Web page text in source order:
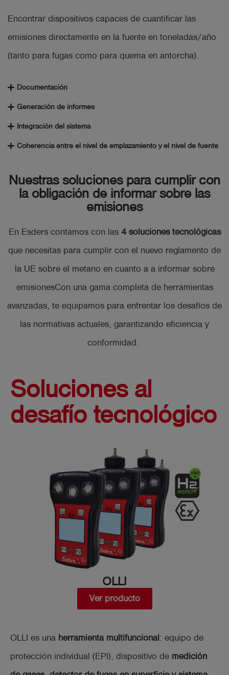
Encontrar dispositivos capaces de cuantificar las
emisiones directamente en la fuente en toneladas/año
(tanto para fugas como para quema en antorcha).
Documentación
Generación de informes
Integración del sistema
Coherencia entre el nivel de emplazamiento y el nivel de fuente
Nuestras soluciones para cumplir con
la obligación de informar sobre las
emisiones
En Esders contamos con las 4 soluciones tecnológicas
que necesitas para cumplir con el nuevo reglamento de
la UE sobre el metano en cuanto a a informar sobre
emisionesCon una gama completa de herramientas
avanzadas, te equipamos para enfrentar los desafíos de
las normativas actuales, garantizando eficiencia y
conformidad.
Soluciones al
desafío tecnológico
OLLI
Ver producto
OLLI es una herramienta multifuncional : equipo de
protección individual (EPI), dispositivo de medición